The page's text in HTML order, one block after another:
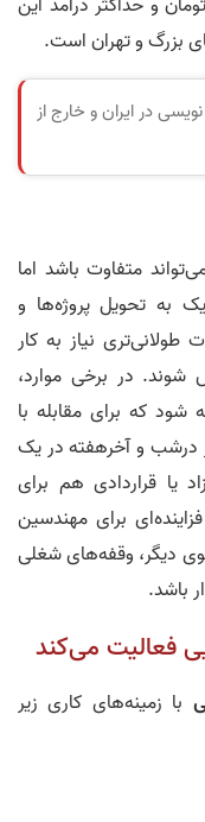
در ایران و خارج از
متفاوت باشد اما
به تحویل پروژه‌ها و
نیاز به کار
شوند. در برخی موارد،
شود که برای مقابله با
درشب و آخرهفته در یک
یا قراردادی هم برای
برای مهندسین
دیگر، وقفه‌های شغلی
باشد.
فعالیت می‌کند
با زمینه‌های کاری زیر